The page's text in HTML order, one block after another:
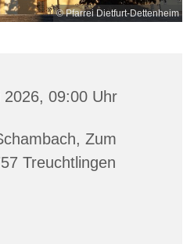
© Pfarrei Dietfurt-Dettenheim
09:00 Uhr
Zum
Treuchtlingen